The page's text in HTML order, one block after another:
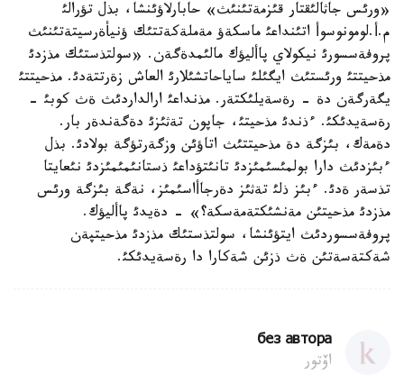
«ورئس جاثالئقتار قئزمةتئنئث» حابارلاؤئنشا، بذل تؤرالئ
م.أ.لومونوسوأ اتئنداعئ ماسكةؤ مةملةكةتتئك ؤنيأةرسيتةتئنئث
پروفةسسورئ نيكولاي پاأليؤك مالئمدةگةن. «سولتذستئك مذزدئ
مذحيتتئ ورئستئث ايگئلئ ساياحاتشئلارئ العاش زةرتتةدئ. مذحيتتئ
يگةرگةن دة - رةسةيلئكتةر. مذنداعئ ارالداردئث ةث كوبئ -
رةسةيدئكئ. ءذندئ مذحيتئ، جاپون تةثئزئ دةگةندةر بار.
دةمةك، بئزگة دة مذحيتتئث اتاؤئن وزگةرتؤگة بولادئ. بذل
ءبئزدئث دارا بولمئسئمئزدئ تانئتؤداعئ ذستانئمئمئزدئ نئعايتا
تذسةر ةدئ. ءبئز ذلئ تةثئز دةرجاأاسئمئز، نةگة بئزگة ورئس
مذزدئ مذحيتئن مةنشئكتةمةسكة؟» - دةيدئ پاأليؤك.
پروفةسسوردئث ايتؤئنشا، سولتذستئك مذزدئ مذحيتپةن
شةكتةسةتئن ةث ذزئن شةكارا دا رةسةيدئكئ.
без автора
اۆتور